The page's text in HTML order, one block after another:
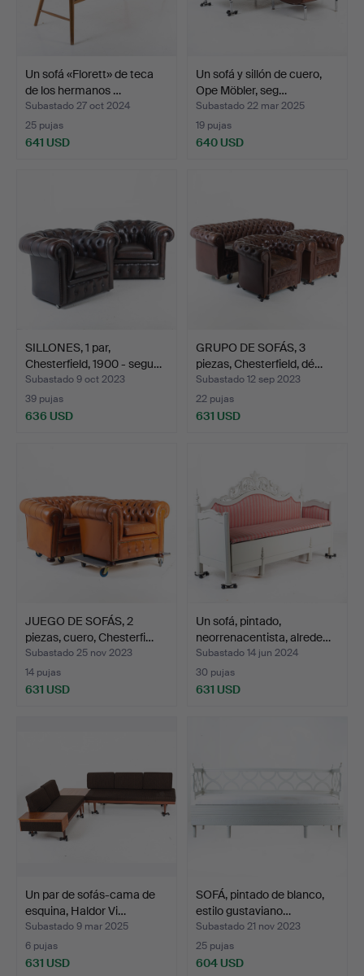
Un sofá «Florett» de teca
de los hermanos …
Subastado 27 oct 2024
25 pujas
641 USD
Un sofá y sillón de cuero,
Ope Möbler, seg…
Subastado 22 mar 2025
19 pujas
640 USD
SILLONES, 1 par,
Chesterfield, 1900 - segu…
Subastado 9 oct 2023
39 pujas
636 USD
GRUPO DE SOFÁS, 3
piezas, Chesterfield, dé…
Subastado 12 sep 2023
22 pujas
631 USD
JUEGO DE SOFÁS, 2
piezas, cuero, Chesterfi…
Subastado 25 nov 2023
14 pujas
631 USD
Un sofá, pintado,
neorrenacentista, alrede…
Subastado 14 jun 2024
30 pujas
631 USD
Un par de sofás-cama de
esquina, Haldor Vi…
Subastado 9 mar 2025
6 pujas
631 USD
SOFÁ, pintado de blanco,
estilo gustaviano…
Subastado 21 nov 2023
25 pujas
604 USD